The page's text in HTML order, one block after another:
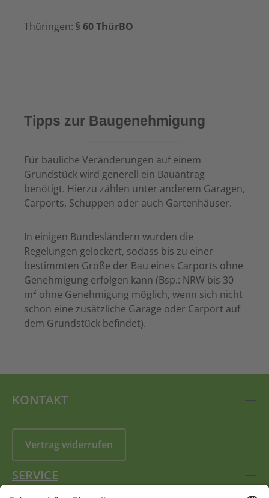
Thüringen: § 60 ThürBO
Tipps zur Baugenehmigung
Für bauliche Veränderungen auf einem
Grundstück wird generell ein Bauantrag
benötigt. Hierzu zählen unter anderem Garagen,
Carports, Schuppen oder auch Gartenhäuser.
In einigen Bundesländern wurden die
Regelungen gelockert, sodass bis zu einer
bestimmten Größe der Bau eines Carports ohne
Genehmigung erfolgen kann (Bsp.: NRW bis 30
m² ohne Genehmigung möglich, wenn sich nicht
schon eine zusätzliche Garage oder Carport auf
dem Grundstück befindet).
KONTAKT
Vertrag widerrufen
SERVICE